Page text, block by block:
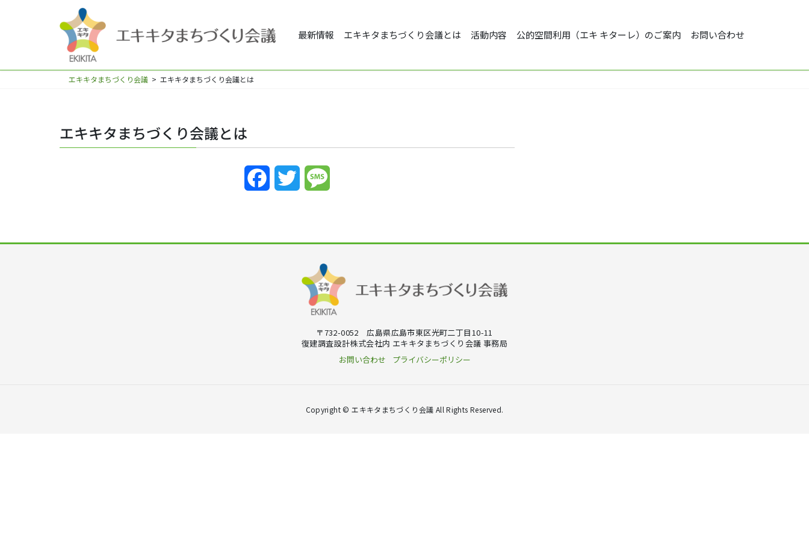
最新情報 エキキタまちづくり会議とは 活動内容 公的空間利用（エキ キターレ）のご案内 お問い合わせ
エキキタまちづくり会議 > エキキタまちづくり会議とは
エキキタまちづくり会議とは
FacebookTwitter
〒732-0052 広島県広島市東区光町二丁目10-11
復建調査設計株式会社内 エキキタまちづくり会議 事務局
お問い合わせ
プライバシーポリシー
Copyright © エキキタまちづくり会議 All Rights Reserved.